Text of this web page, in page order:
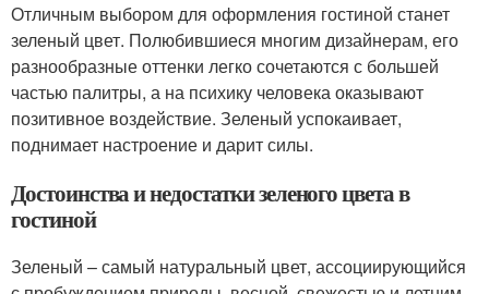
Отличным выбором для оформления гостиной станет
зеленый цвет. Полюбившиеся многим дизайнерам, его
разнообразные оттенки легко сочетаются с большей
частью палитры, а на психику человека оказывают
позитивное воздействие. Зеленый успокаивает,
поднимает настроение и дарит силы.
Достоинства и недостатки зеленого цвета в
гостиной
Зеленый – самый натуральный цвет, ассоциирующийся